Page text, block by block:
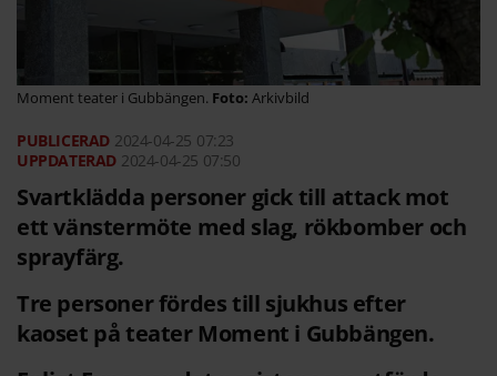
Moment teater i Gubbängen. Arkivbild
2024-04-25 07:23
2024-04-25 07:50
Svartklädda personer gick till attack mot
ett vänstermöte med slag, rökbomber och
sprayfärg.
Tre personer fördes till sjukhus efter
kaoset på teater Moment i Gubbängen.